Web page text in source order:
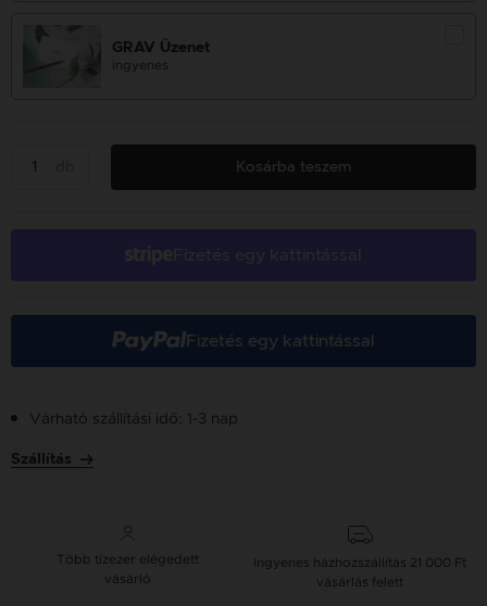
GRAV Üzenet
ingyenes
Kosárba teszem
Fizetés egy kattintással
Várható szállítási idő: 1-3 nap
Szállítás
Több tízezer elégedett
vásárló
Ingyenes házhozszállítás 21 000 Ft
vásárlás felett